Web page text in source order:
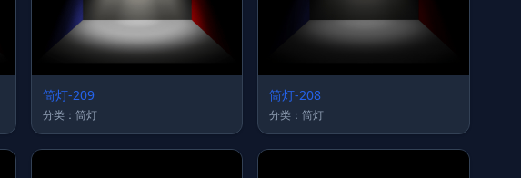
筒灯-209
分类：筒灯
筒灯-208
分类：筒灯